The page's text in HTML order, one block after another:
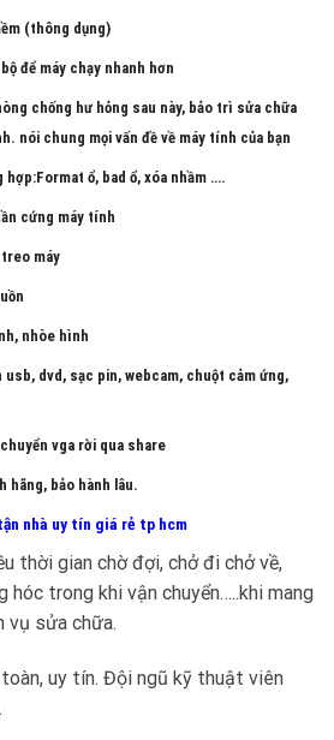
(thông dụng)
để máy chạy nhanh hơn
chống hư hỏng sau này, bảo trì sửa chữa
nói chung mọi vấn đề về máy tính của bạn
ổ, bad ổ, xóa nhầm ….
cứng máy tính
treo máy
nhòe hình
usb, dvd, sạc pin, webcam, chuột cảm ứng,
vga rời qua share
hãng, bảo hành lâu.
nhà uy tín giá rẻ tp hcm
thời gian chờ đợi, chở đi chở về,
hóc trong khi vận chuyển…..khi mang
vụ sửa chữa.
uy tín. Đội ngũ kỹ thuật viên